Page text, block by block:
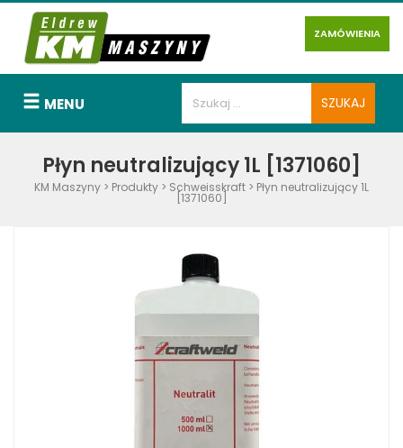
ZAMÓWIENIA
MENU
Płyn neutralizujący 1L [1371060]
KM Maszyny > Produkty > Schweisskraft > Płyn neutralizujący 1L
[1371060]